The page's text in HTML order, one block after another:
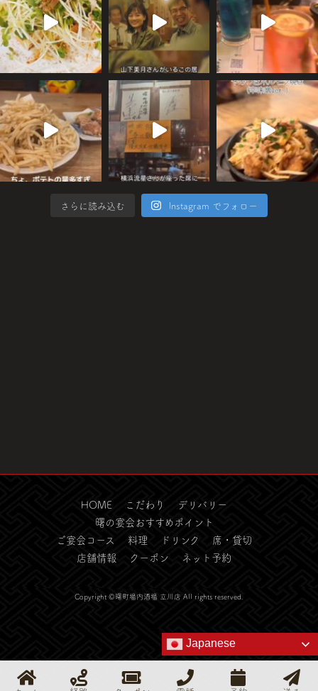
さらに読み込む Instagram でフォロー
HOME こだわり
デリバリー
曙の宴会おすすめポイント
ご宴会コース
料理 ドリンク
席・貸切
店舗情報
クーポン ネット予約
Copyright ©曙町場内酒場 立川店 All rights reserved.
Japanese